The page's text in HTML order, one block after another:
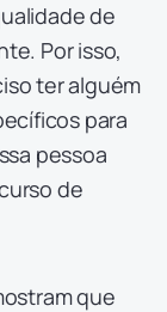
de
Por isso,
ter alguém
para
pessoa
de
que